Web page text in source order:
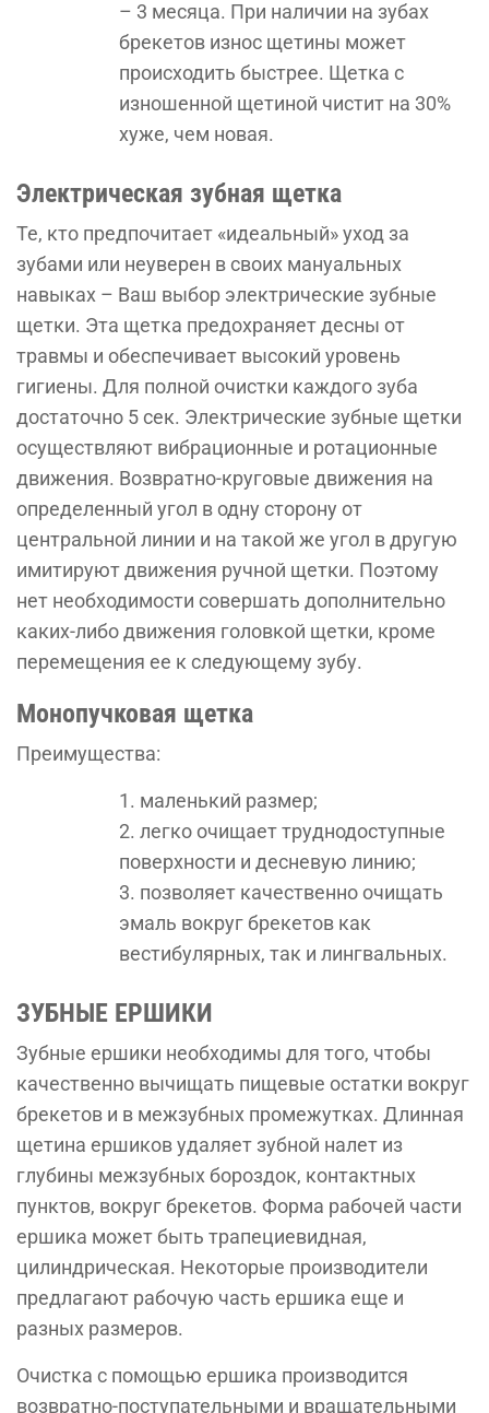
– 3 месяца. При наличии на зубах
брекетов износ щетины может
происходить быстрее. Щетка с
изношенной щетиной чистит на 30%
хуже, чем новая.
Электрическая зубная щетка
Те, кто предпочитает «идеальный» уход за
зубами или неуверен в своих мануальных
навыках – Ваш выбор электрические зубные
щетки. Эта щетка предохраняет десны от
травмы и обеспечивает высокий уровень
гигиены. Для полной очистки каждого зуба
достаточно 5 сек. Электрические зубные щетки
осуществляют вибрационные и ротационные
движения. Возвратно-круговые движения на
определенный угол в одну сторону от
центральной линии и на такой же угол в другую
имитируют движения ручной щетки. Поэтому
нет необходимости совершать дополнительно
каких-либо движения головкой щетки, кроме
перемещения ее к следующему зубу.
Монопучковая щетка
Преимущества:
маленький размер;
легко очищает труднодоступные
поверхности и десневую линию;
позволяет качественно очищать
эмаль вокруг брекетов как
вестибулярных, так и лингвальных.
ЗУБНЫЕ ЕРШИКИ
Зубные ершики необходимы для того, чтобы
качественно вычищать пищевые остатки вокруг
брекетов и в межзубных промежутках. Длинная
щетина ершиков удаляет зубной налет из
глубины межзубных бороздок, контактных
пунктов, вокруг брекетов. Форма рабочей части
ершика может быть трапециевидная,
цилиндрическая. Некоторые производители
предлагают рабочую часть ершика еще и
разных размеров.
Очистка с помощью ершика производится
возвратно-поступательными и вращательными